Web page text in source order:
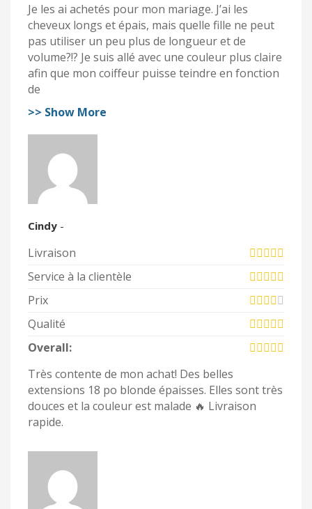
Je les ai achetés pour mon mariage. J’ai les
cheveux longs et épais, mais quelle fille ne peut
pas utiliser un peu plus de longueur et de
volume?!? Je suis allé avec une couleur plus claire
afin que mon coiffeur puisse teindre en fonction
de
>> Show More
Cindy -
Livraison
Service à la clientèle
Prix
Qualité
Overall:
Très contente de mon achat! Des belles
extensions 18 po blonde épaisses. Elles sont très
douces et la couleur est malade 🔥 Livraison
rapide.